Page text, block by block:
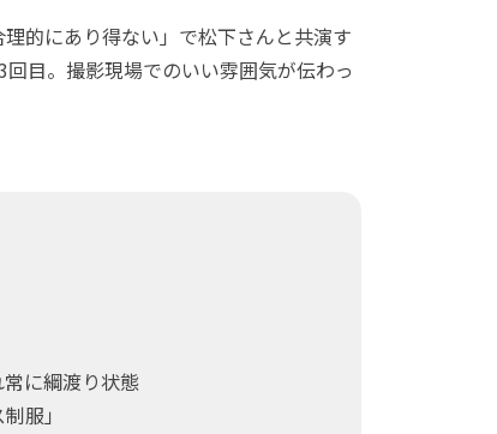
的にあり得ない」で松下さんと共演す
目。撮影現場でのいい雰囲気が伝わっ
に綱渡り状態
服」